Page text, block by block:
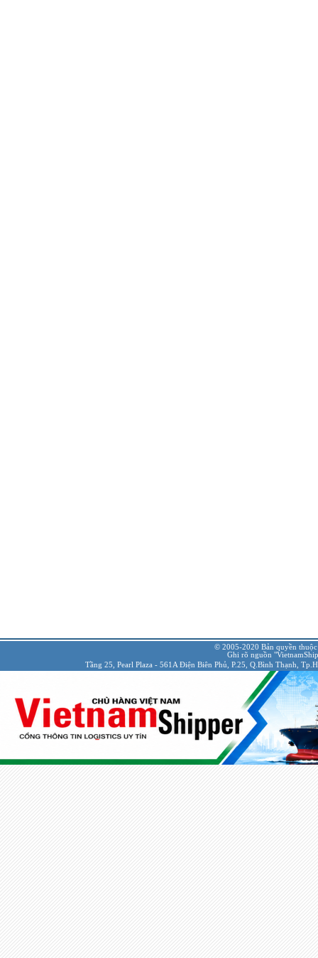
© 2005-2020 Bản quyền
Ghi rõ nguồn
Tầng 25, Pearl Plaza - 561A Điện Biên Phủ, P.25, Q.Bình Thạnh,